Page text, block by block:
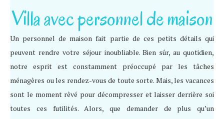
Villa avec personnel de maison
Un personnel de maison fait partie de ces petits détails qui
peuvent rendre votre séjour inoubliable. Bien sûr, au quotidien,
notre esprit est constamment préoccupé par les tâches
ménagères ou les rendez-vous de toute sorte. Mais, les vacances
sont le moment rêvé pour décompresser et laisser derrière soi
toutes ces futilités. Alors, que demander de plus qu’un